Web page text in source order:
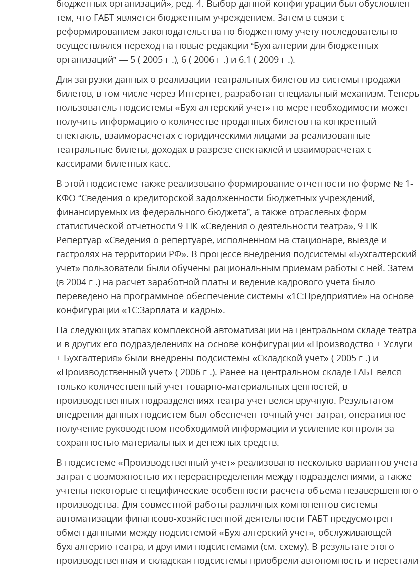
бюджетных организаций», ред. 4. Выбор данной конфигурации был обусловлен
тем, что ГАБТ является бюджетным учреждением. Затем в связи с
реформированием законодательства по бюджетному учету последовательно
осуществлялся переход на новые редакции “Бухгалтерии для бюджетных
организаций” — 5 ( 2005 г .), 6 ( 2006 г .) и 6.1 ( 2009 г .).
Для загрузки данных о реализации театральных билетов из системы продажи
билетов, в том числе через Интернет, разработан специальный механизм. Теперь
пользователь подсистемы «Бухгалтерский учет» по мере необходимости может
получить информацию о количестве проданных билетов на конкретный
спектакль, взаиморасчетах с юридическими лицами за реализованные
театральные билеты, доходах в разрезе спектаклей и взаиморасчетах с
кассирами билетных касс.
В этой подсистеме также реализовано формирование отчетности по форме № 1-
КФО “Сведения о кредиторской задолженности бюджетных учреждений,
финансируемых из федерального бюджета”, а также отраслевых форм
статистической отчетности 9-НК «Сведения о деятельности театра», 9-НК
Репертуар «Сведения о репертуаре, исполненном на стационаре, выезде и
гастролях на территории РФ». В процессе внедрения подсистемы «Бухгалтерский
учет» пользователи были обучены рациональным приемам работы с ней. Затем
(в 2004 г .) на расчет заработной платы и ведение кадрового учета было
переведено на программное обеспечение системы «1С:Предприятие» на основе
конфигурации «1С:Зарплата и кадры».
На следующих этапах комплексной автоматизации на центральном складе театра
и в других его подразделениях на основе конфигурации «Производство + Услуги
+ Бухгалтерия» были внедрены подсистемы «Складской учет» ( 2005 г .) и
«Производственный учет» ( 2006 г .). Ранее на центральном складе ГАБТ велся
только количественный учет товарно-материальных ценностей, в
производственных подразделениях театра учет велся вручную. Результатом
внедрения данных подсистем был обеспечен точный учет затрат, оперативное
получение руководством необходимой информации и усиление контроля за
сохранностью материальных и денежных средств.
В подсистеме «Производственный учет» реализовано несколько вариантов учета
затрат с возможностью их перераспределения между подразделениями, а также
учтены некоторые специфические особенности расчета объема незавершенного
производства. Для совместной работы различных компонентов системы
автоматизации финансово-хозяйственной деятельности ГАБТ предусмотрен
обмен данными между подсистемой «Бухгалтерский учет», обслуживающей
бухгалтерию театра, и другими подсистемами (см. схему). В результате этого
производственная и складская подсистемы приобрели автономность и перестали